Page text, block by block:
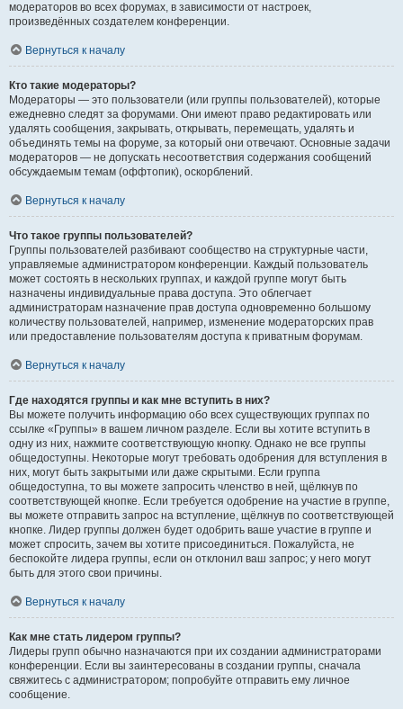
модераторов во всех форумах, в зависимости от настроек,
произведённых создателем конференции.
Вернуться к началу
Кто такие модераторы?
Модераторы — это пользователи (или группы пользователей), которые
ежедневно следят за форумами. Они имеют право редактировать или
удалять сообщения, закрывать, открывать, перемещать, удалять и
объединять темы на форуме, за который они отвечают. Основные задачи
модераторов — не допускать несоответствия содержания сообщений
обсуждаемым темам (оффтопик), оскорблений.
Вернуться к началу
Что такое группы пользователей?
Группы пользователей разбивают сообщество на структурные части,
управляемые администратором конференции. Каждый пользователь
может состоять в нескольких группах, и каждой группе могут быть
назначены индивидуальные права доступа. Это облегчает
администраторам назначение прав доступа одновременно большому
количеству пользователей, например, изменение модераторских прав
или предоставление пользователям доступа к приватным форумам.
Вернуться к началу
Где находятся группы и как мне вступить в них?
Вы можете получить информацию обо всех существующих группах по
ссылке «Группы» в вашем личном разделе. Если вы хотите вступить в
одну из них, нажмите соответствующую кнопку. Однако не все группы
общедоступны. Некоторые могут требовать одобрения для вступления в
них, могут быть закрытыми или даже скрытыми. Если группа
общедоступна, то вы можете запросить членство в ней, щёлкнув по
соответствующей кнопке. Если требуется одобрение на участие в группе,
вы можете отправить запрос на вступление, щёлкнув по соответствующей
кнопке. Лидер группы должен будет одобрить ваше участие в группе и
может спросить, зачем вы хотите присоединиться. Пожалуйста, не
беспокойте лидера группы, если он отклонил ваш запрос; у него могут
быть для этого свои причины.
Вернуться к началу
Как мне стать лидером группы?
Лидеры групп обычно назначаются при их создании администраторами
конференции. Если вы заинтересованы в создании группы, сначала
свяжитесь с администратором; попробуйте отправить ему личное
сообщение.